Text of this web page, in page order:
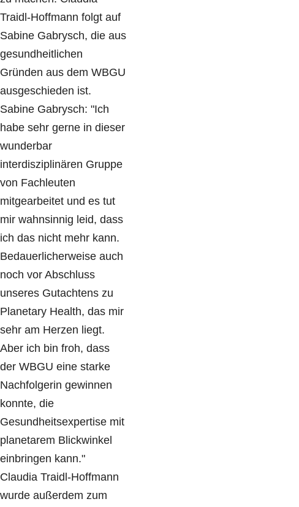
Traidl-Hoffmann folgt auf
Sabine Gabrysch, die aus
gesundheitlichen
Gründen aus dem WBGU
ausgeschieden ist.
Sabine Gabrysch: "Ich
habe sehr gerne in dieser
wunderbar
interdisziplinären Gruppe
von Fachleuten
mitgearbeitet und es tut
mir wahnsinnig leid, dass
ich das nicht mehr kann.
Bedauerlicherweise auch
noch vor Abschluss
unseres Gutachtens zu
Planetary Health, das mir
sehr am Herzen liegt.
Aber ich bin froh, dass
der WBGU eine starke
Nachfolgerin gewinnen
konnte, die
Gesundheitsexpertise mit
planetarem Blickwinkel
einbringen kann."
Claudia Traidl-Hoffmann
wurde außerdem zum